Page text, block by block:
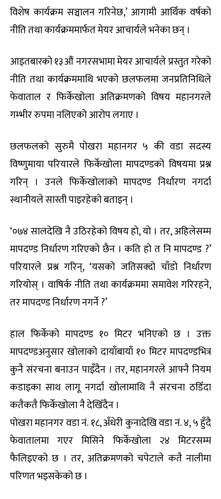
विशेष कार्यक्रम सञ्चालन गरिनेछ,’ आगामी आर्थिक वर्षको
नीति तथा कार्यक्रममार्फत मेयर आचार्यले भनेका छन् ।
आइतबारको १३औं नगरसभामा मेयर आचार्यले प्रस्तुत गरेको
नीति तथा कार्यक्रममाथि भएको छलफलमा जनप्रतिनिधिले
फेवाताल र फिर्केखोला अतिक्रमणको विषय महानगरले
गम्भीर रुपमा नलिएको आरोप लगाए ।
छलफलको सुरुमै पोखरा महानगर ५ की वडा सदस्य
विष्णुमाया परियारले फिर्केखोला मापदण्डको विषयमा प्रश्न
गरिन् । उनले फिर्केखोलाको मापदण्ड निर्धारण नगर्दा
स्थानीयले सास्ती पाइरहेको बताइन् ।
‘०७४ सालदेखि नै उठिरहेको विषय हो, यो । तर, अहिलेसम्म
मापदण्ड निर्धारण गरिएको छैन । कति हो त नि मापदण्ड ?’
परियारले प्रश्न गरिन्, ‘यसको जतिसक्दो चाँडो निर्धारण
गरियोस् । वाषिर्क नीति तथा कार्यक्रममा समावेश गरिरहने,
तर मापदण्ड निर्धारण नगर्ने ?’
हाल फिर्केको मापदण्ड १० मिटर भनिएको छ । उक्त
मापदण्डअनुसार खोलाको दायाँबायाँ १० मिटर मापदण्डभित्र
कुनै संरचना बनाउन पाइँदैन । तर, महानगरले आफ्नै नियम
कडाइका साथ लागू नगर्दा खोलामाथि नै संरचना ठडिँदा
कतैकतै फिर्केखोला नै देखिँदैन ।
पोखरा महानगर वडा नं. १८, अँधेरी कुनादेखि वडा नं. ४, ५ हुँदै
फेवातालमा गएर मिसिने फिर्केखोला २४ मिटरसम्म
फैलिइएको छ । तर, अतिक्रमणको चपेटाले कतै नालीमा
परिणत भइसकेको छ ।